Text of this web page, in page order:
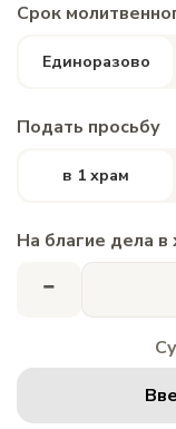
Срок
Единоразово
Подать просьбу
в 1 храм
На благие дела в
-